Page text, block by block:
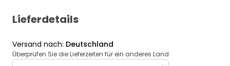
Lieferdetails
Versand nach: Deutschland
Überprüfen Sie die Lieferzeiten für ein anderes Land
deliveryCountry